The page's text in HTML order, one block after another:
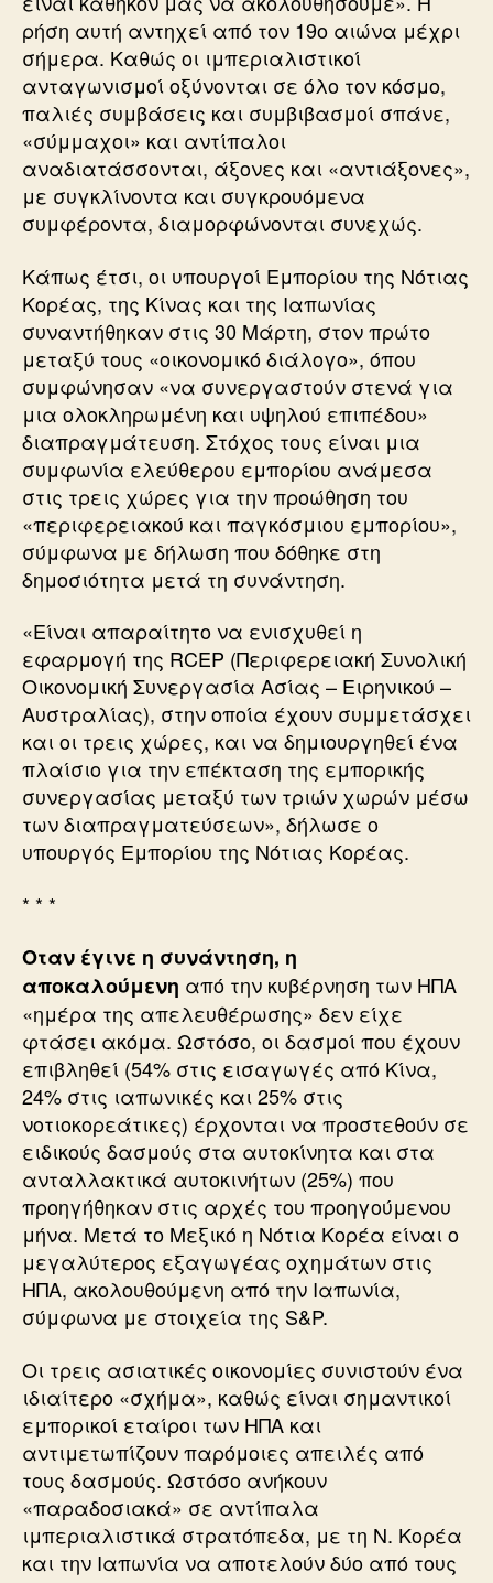
ρήση αυτή αντηχεί από τον 19ο αιώνα μέχρι
σήμερα. Καθώς οι ιμπεριαλιστικοί
ανταγωνισμοί οξύνονται σε όλο τον κόσμο,
παλιές συμβάσεις και συμβιβασμοί σπάνε,
«σύμμαχοι» και αντίπαλοι
αναδιατάσσονται, άξονες και «αντιάξονες»,
με συγκλίνοντα και συγκρουόμενα
συμφέροντα, διαμορφώνονται συνεχώς.
Κάπως έτσι, οι υπουργοί Εμπορίου της Νότιας
Κορέας, της Κίνας και της Ιαπωνίας
συναντήθηκαν στις 30 Μάρτη, στον πρώτο
μεταξύ τους «οικονομικό διάλογο», όπου
συμφώνησαν «να συνεργαστούν στενά για
μια ολοκληρωμένη και υψηλού επιπέδου»
διαπραγμάτευση. Στόχος τους είναι μια
συμφωνία ελεύθερου εμπορίου ανάμεσα
στις τρεις χώρες για την προώθηση του
«περιφερειακού και παγκόσμιου εμπορίου»,
σύμφωνα με δήλωση που δόθηκε στη
δημοσιότητα μετά τη συνάντηση.
«Είναι απαραίτητο να ενισχυθεί η
εφαρμογή της RCEP (Περιφερειακή Συνολική
Οικονομική Συνεργασία Ασίας – Ειρηνικού –
Αυστραλίας), στην οποία έχουν συμμετάσχει
και οι τρεις χώρες, και να δημιουργηθεί ένα
πλαίσιο για την επέκταση της εμπορικής
συνεργασίας μεταξύ των τριών χωρών μέσω
των διαπραγματεύσεων», δήλωσε ο
υπουργός Εμπορίου της Νότιας Κορέας.
* * *
Οταν έγινε η συνάντηση, η
αποκαλούμενη από την κυβέρνηση των ΗΠΑ
«ημέρα της απελευθέρωσης» δεν είχε
φτάσει ακόμα. Ωστόσο, οι δασμοί που έχουν
επιβληθεί (54% στις εισαγωγές από Κίνα,
24% στις ιαπωνικές και 25% στις
νοτιοκορεάτικες) έρχονται να προστεθούν σε
ειδικούς δασμούς στα αυτοκίνητα και στα
ανταλλακτικά αυτοκινήτων (25%) που
προηγήθηκαν στις αρχές του προηγούμενου
μήνα. Μετά το Μεξικό η Νότια Κορέα είναι ο
μεγαλύτερος εξαγωγέας οχημάτων στις
ΗΠΑ, ακολουθούμενη από την Ιαπωνία,
σύμφωνα με στοιχεία της S&P.
Οι τρεις ασιατικές οικονομίες συνιστούν ένα
ιδιαίτερο «σχήμα», καθώς είναι σημαντικοί
εμπορικοί εταίροι των ΗΠΑ και
αντιμετωπίζουν παρόμοιες απειλές από
τους δασμούς. Ωστόσο ανήκουν
«παραδοσιακά» σε αντίπαλα
ιμπεριαλιστικά στρατόπεδα, με τη Ν. Κορέα
και την Ιαπωνία να αποτελούν δύο από τους